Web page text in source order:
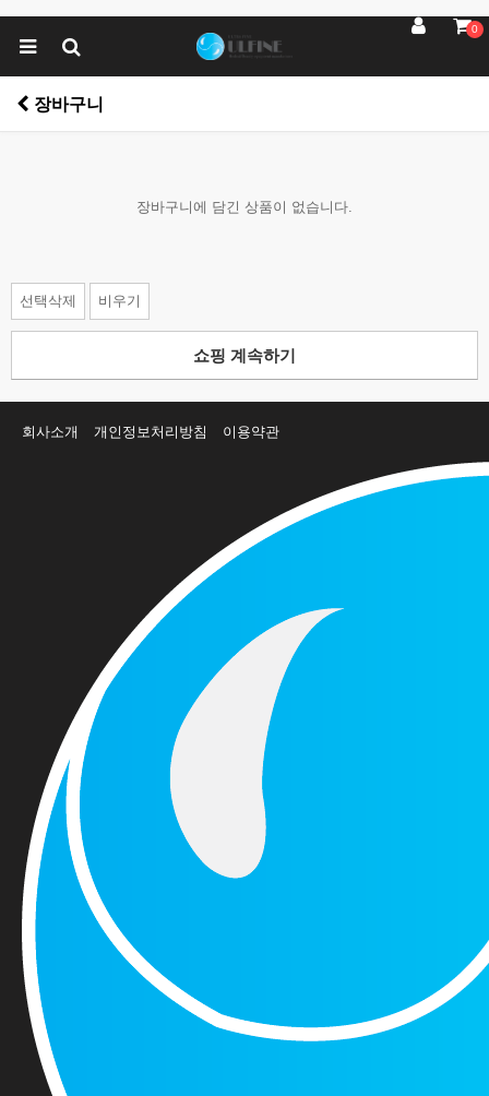
0
장바구니
장바구니에 담긴 상품이 없습니다.
선택삭제 비우기
쇼핑 계속하기
회사소개 개인정보처리방침 이용약관